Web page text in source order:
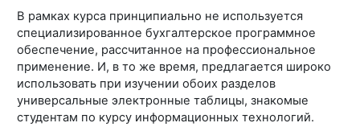
В рамках курса принципиально не используется
специализированное бухгалтерское программное
обеспечение, рассчитанное на профессиональное
применение. И, в то же время, предлагается широко
использовать при изучении обоих разделов
универсальные электронные таблицы, знакомые
студентам по курсу информационных технологий.